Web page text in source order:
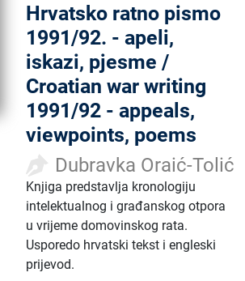
Hrvatsko ratno pismo
1991/92. - apeli,
iskazi, pjesme /
Croatian war writing
1991/92 - appeals,
viewpoints, poems
Dubravka Oraić-Tolić
Knjiga predstavlja kronologiju
intelektualnog i građanskog otpora
u vrijeme domovinskog rata.
Usporedo hrvatski tekst i engleski
prijevod.